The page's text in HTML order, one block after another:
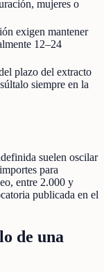
mujeres o
exigen mantener
12–24
plazo del extracto
siempre en la
suelen oscilar
para
entre 2.000 y
publicada en el
de una